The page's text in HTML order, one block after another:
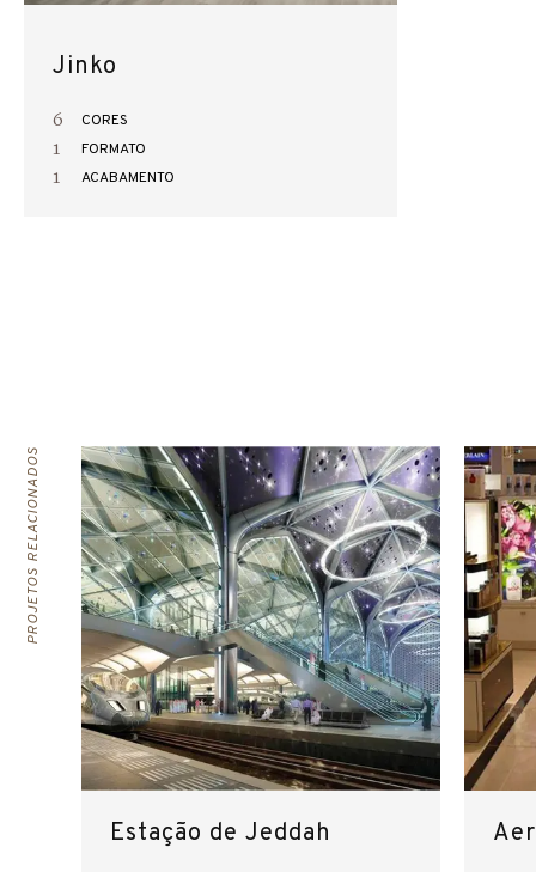
Jinko
6 CORES
1 FORMATO
1 ACABAMENTO
PROJETOS RELACIONADOS
Estação de Jeddah